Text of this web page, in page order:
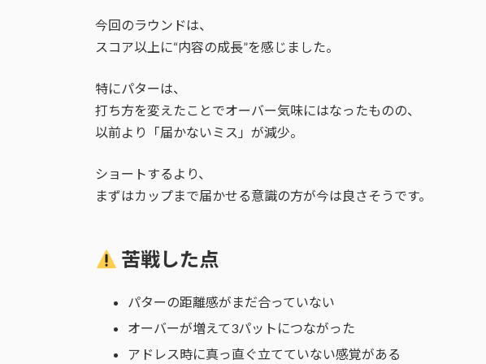
今回のラウンドは、
スコア以上に“内容の成長”を感じました。
特にパターは、
打ち方を変えたことでオーバー気味にはなったものの、
以前より「届かないミス」が減少。
ショートするより、
まずはカップまで届かせる意識の方が今は良さそうです。
苦戦した点
パターの距離感がまだ合っていない
オーバーが増えて3パットにつながった
アドレス時に真っ直ぐ立てていない感覚がある